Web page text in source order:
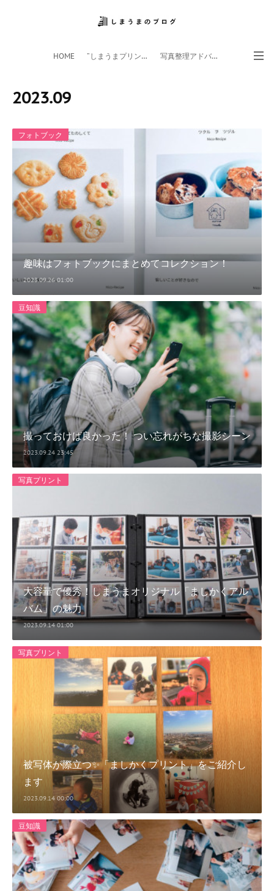
HOME ”しまうまプリント”サイト 写真整理アドバイザー
2023.09
フォトブック
趣味はフォトブックにまとめてコレクション！
2023.09.26 01:00
豆知識
撮っておけば良かった！ つい忘れがちな撮影シーン
2023.09.24 23:45
写真プリント
大容量で優秀！しまうまオリジナル「ましかくアル
バム」の魅力
2023.09.14 01:00
写真プリント
被写体が際立つ✨「ましかくプリント」をご紹介し
ます
2023.09.14 00:00
豆知識